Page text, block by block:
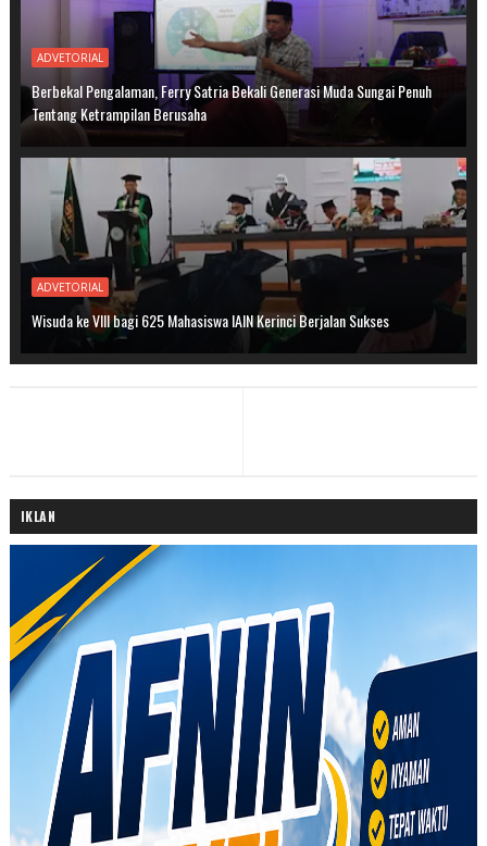
ADVETORIAL
Berbekal Pengalaman, Ferry Satria Bekali Generasi Muda Sungai Penuh
Tentang Ketrampilan Berusaha
ADVETORIAL
Wisuda ke VIII bagi 625 Mahasiswa IAIN Kerinci Berjalan Sukses
IKLAN